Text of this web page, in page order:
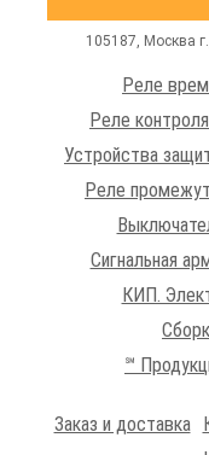
105187, Москва г.
Реле
Реле
Устройства
Реле
Сигнальная
КИП.
℠
Заказ и доставка